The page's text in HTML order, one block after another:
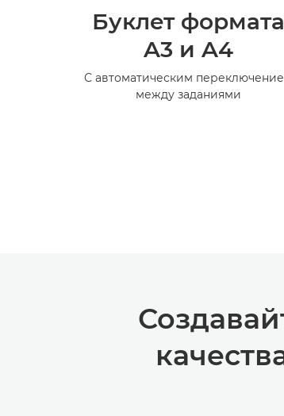
Буклет формата
A3 и A4
С автоматическим
между заданиями